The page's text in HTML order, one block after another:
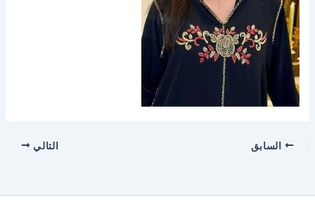
السابق التالي